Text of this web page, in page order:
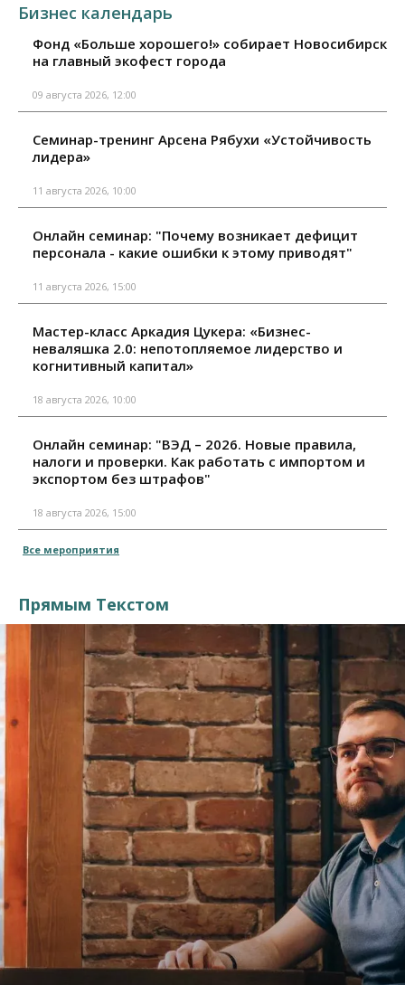
Бизнес календарь
Фонд «Больше хорошего!» собирает Новосибирск
на главный экофест города
09 августа 2026, 12:00
Семинар-тренинг Арсена Рябухи «Устойчивость
лидера»
11 августа 2026, 10:00
Онлайн семинар: "Почему возникает дефицит
персонала - какие ошибки к этому приводят"
11 августа 2026, 15:00
Мастер-класс Аркадия Цукера: «Бизнес-
неваляшка 2.0: непотопляемое лидерство и
когнитивный капитал»
18 августа 2026, 10:00
Онлайн семинар: "ВЭД – 2026. Новые правила,
налоги и проверки. Как работать с импортом и
экспортом без штрафов"
18 августа 2026, 15:00
Все мероприятия
Прямым Текстом